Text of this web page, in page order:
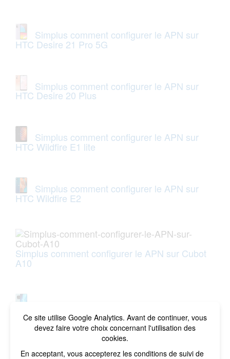
Ce site utilise Google Analytics. Avant de continuer, vous
devez faire votre choix concernant l'utilisation des
cookies.
En acceptant, vous accepterez les conditions de suivi de
Simplus comment configurer le APN sur
HTC Desire 21 Pro 5G
Simplus comment configurer le APN sur
HTC Desire 20 Plus
Simplus comment configurer le APN sur
HTC Wildfire E1 lite
Simplus comment configurer le APN sur
HTC Wildfire E2
Simplus comment configurer le APN sur Cubot
A10
Cubot X90
Simplus comment configurer le APN sur